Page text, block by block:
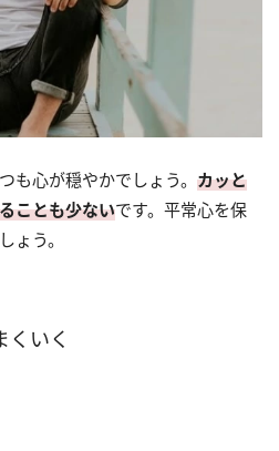
も心が穏やかでしょう。 カッと
ことも少ないです。平常心を保
ょう。
くいく